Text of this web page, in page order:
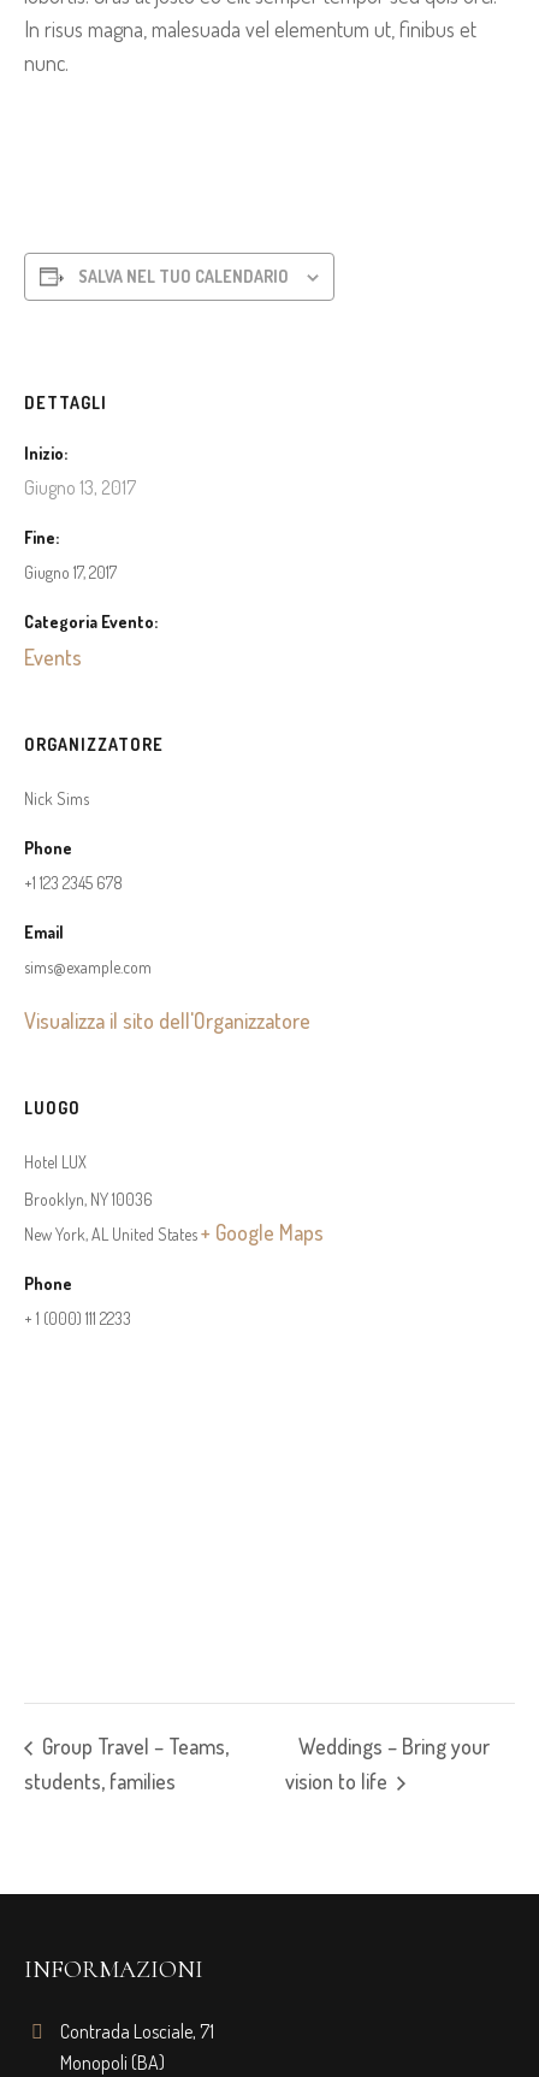
In risus magna, malesuada vel elementum ut, finibus et
nunc.
SALVA NEL TUO CALENDARIO
DETTAGLI
Inizio:
Giugno 13, 2017
Fine:
Giugno 17, 2017
Categoria Evento:
Events
ORGANIZZATORE
Nick Sims
Phone
+1 123 2345 678
Email
sims@example.com
Visualizza il sito dell'Organizzatore
LUOGO
Hotel LUX
Brooklyn, NY 10036
New York,AL United States+ Google Maps
Phone
+ 1 (000) 111 2233
Group Travel – Teams,
students, families
Weddings – Bring your
vision to life
INFORMAZIONI
Contrada Losciale, 71
Monopoli (BA)